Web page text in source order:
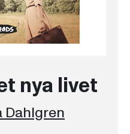
nya livet
Dahlgren